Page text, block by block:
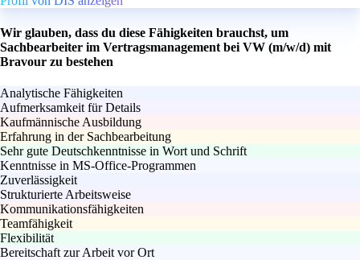
Wir glauben, dass du diese Fähigkeiten brauchst, um
Sachbearbeiter im Vertragsmanagement bei VW (m/w/d) mit
Bravour zu bestehen
Analytische Fähigkeiten
Aufmerksamkeit für Details
Kaufmännische Ausbildung
Erfahrung in der Sachbearbeitung
Sehr gute Deutschkenntnisse in Wort und Schrift
Kenntnisse in MS-Office-Programmen
Zuverlässigkeit
Strukturierte Arbeitsweise
Kommunikationsfähigkeiten
Teamfähigkeit
Flexibilität
Bereitschaft zur Arbeit vor Ort